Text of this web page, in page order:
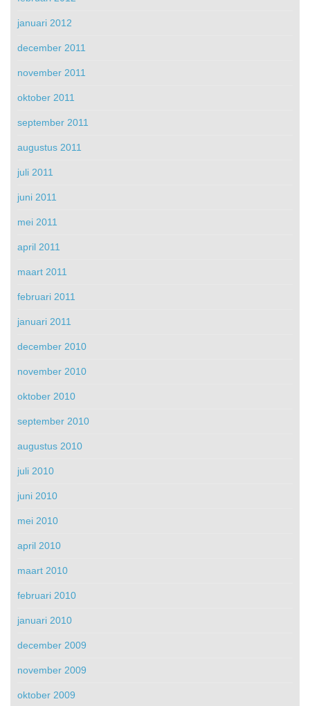
januari 2012
december 2011
november 2011
oktober 2011
september 2011
augustus 2011
juli 2011
juni 2011
mei 2011
april 2011
maart 2011
februari 2011
januari 2011
december 2010
november 2010
oktober 2010
september 2010
augustus 2010
juli 2010
juni 2010
mei 2010
april 2010
maart 2010
februari 2010
januari 2010
december 2009
november 2009
oktober 2009